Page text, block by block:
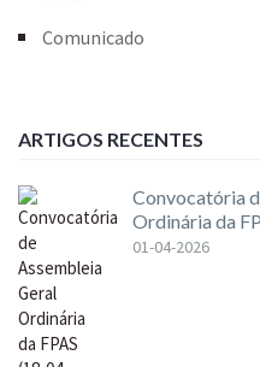
Comunicado
ARTIGOS RECENTES
Convocatória
Ordinária da
01-04-2026